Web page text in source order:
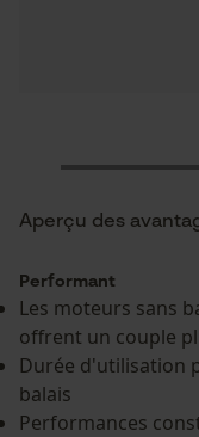
Aperçu des
Performant
Les moteurs sans
offrent un couple
Durée d'utilisation
balais
Performances